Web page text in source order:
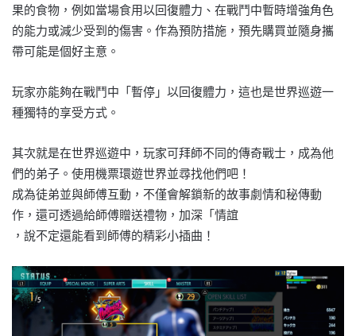
果的食物，例如當場食用以回復體力、在戰鬥中暫時增強角色
的能力或減少受到的傷害。作為預防措施，預先購買並隨身攜
帶可能是個好主意。
玩家亦能夠在戰鬥中「暫停」以回復體力，這也是世界巡遊一
種獨特的享受方式。
其次就是在世界巡遊中，玩家可拜師不同的傳奇戰士，成為他
們的弟子。使用機票環遊世界並尋找他們吧！
成為徒弟並與師傅互動，不僅會解鎖新的故事劇情和秘傳動
作，還可透過給師傅贈送禮物，加深「情誼
，說不定還能看到師傅的精彩小插曲！